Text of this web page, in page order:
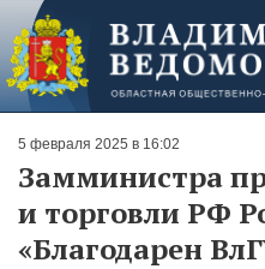
5 февраля 2025 в 16:02
Замминистра
и торговли РФ
«Благодарен